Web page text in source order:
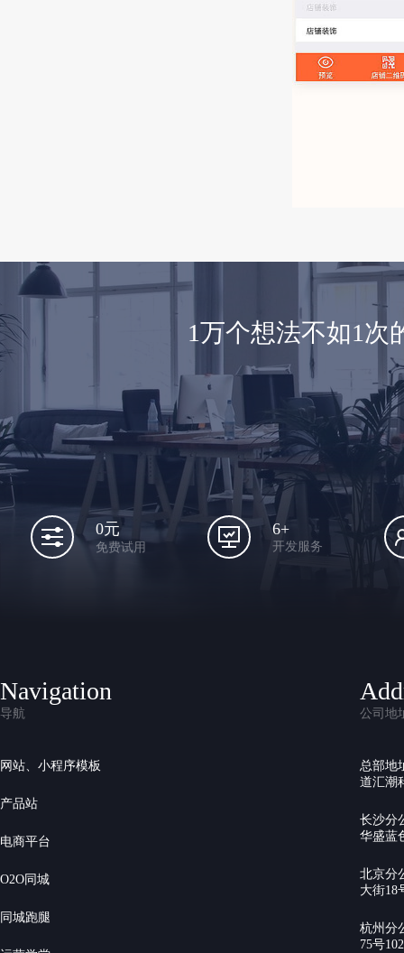
1万个想法不如1次
0元
免费试用
6+
开发服务
Navigation
导航
网站、小程序模板
产品站
电商平台
O2O同城
同城跑腿
公司地
总部地
道汇潮
长沙分
华盛蓝
北京分
大街18
杭州分
75号